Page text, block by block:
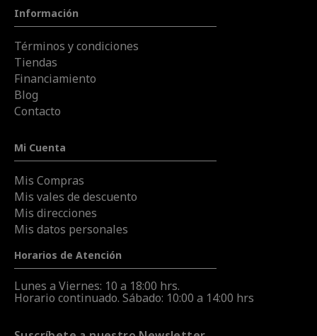
Información
Términos y condiciones
Tiendas
Financiamiento
Blog
Contacto
Mi Cuenta
Mis Compras
Mis vales de descuento
Mis direcciones
Mis datos personales
Horarios de Atención
Lunes a Viernes: 10 a 18:00 hrs.
Horario continuado. Sábado: 10:00 a 14:00 hrs